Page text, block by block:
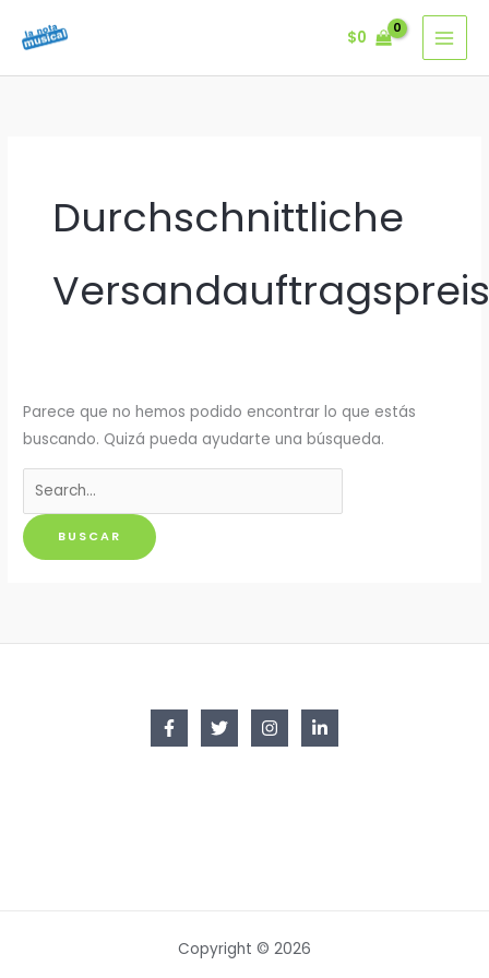
$0
Durchschnittliche
Parece que no hemos podido encontrar lo que estás
buscando. Quizá pueda ayudarte una búsqueda.
Buscar
por:
Copyright © 2026